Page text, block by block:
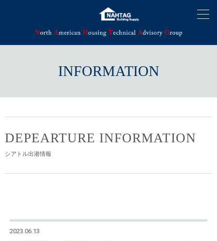
INFORMATION
DEPEARTURE INFORMATION
シアトル出港情報
2023.06.13